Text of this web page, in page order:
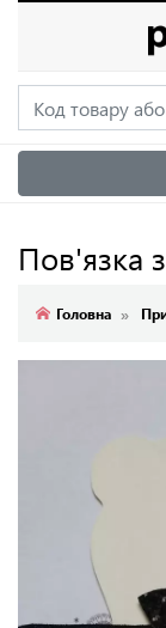
Пов'язка
Головна